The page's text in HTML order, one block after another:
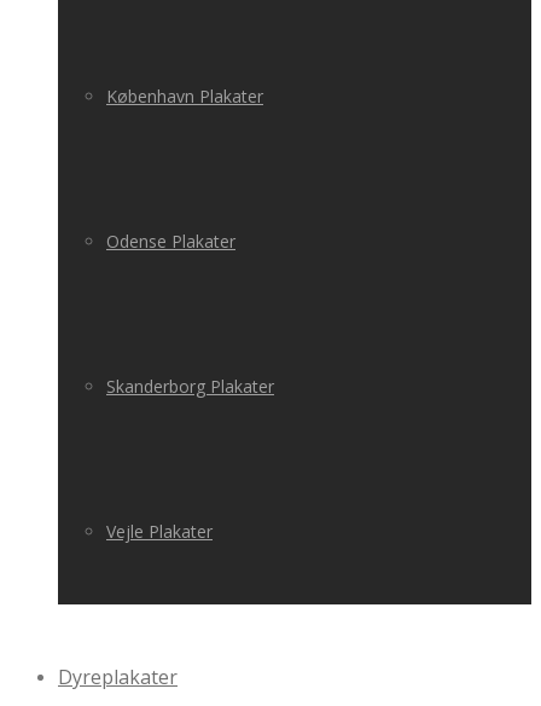
København Plakater
Odense Plakater
Skanderborg Plakater
Vejle Plakater
Dyreplakater